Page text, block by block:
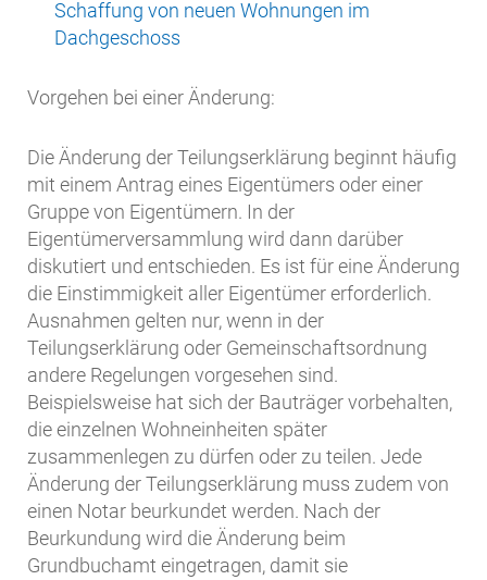
Schaffung von neuen Wohnungen im
Dachgeschoss
Vorgehen bei einer Änderung:
Die Änderung der Teilungserklärung beginnt häufig
mit einem Antrag eines Eigentümers oder einer
Gruppe von Eigentümern. In der
Eigentümerversammlung wird dann darüber
diskutiert und entschieden. Es ist für eine Änderung
die Einstimmigkeit aller Eigentümer erforderlich.
Ausnahmen gelten nur, wenn in der
Teilungserklärung oder Gemeinschaftsordnung
andere Regelungen vorgesehen sind.
Beispielsweise hat sich der Bauträger vorbehalten,
die einzelnen Wohneinheiten später
zusammenlegen zu dürfen oder zu teilen. Jede
Änderung der Teilungserklärung muss zudem von
einen Notar beurkundet werden. Nach der
Beurkundung wird die Änderung beim
Grundbuchamt eingetragen, damit sie